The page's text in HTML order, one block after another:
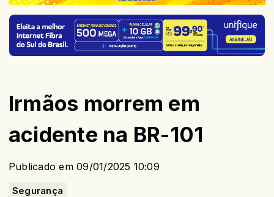
Irmãos morrem em
acidente na BR-101
Publicado em 09/01/2025 10:09
Segurança